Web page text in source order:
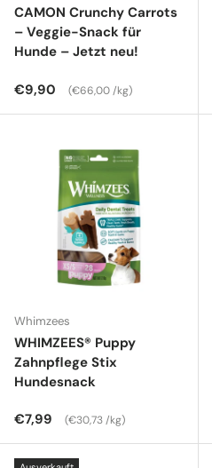
CAMON Crunchy Carrots
– Veggie-Snack für
Hunde – Jetzt neu!
Normaler Preis
€9,90 Grundpreis
€66,00 /kg
Whimzees
WHIMZEES® Puppy
Zahnpflege Stix
Hundesnack
Normaler Preis
€7,99 Grundpreis
€30,73 /kg